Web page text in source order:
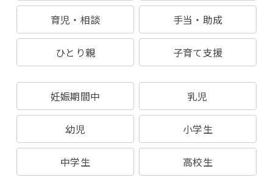
育児・相談 手当・助成
ひとり親 子育て支援
妊娠期間中 乳児
幼児 小学生
中学生 高校生